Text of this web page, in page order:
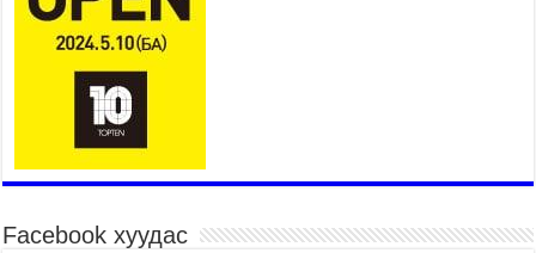
тээвэр, логистикийн хамтын ажиллагааг
өргөжүүлнэ
2026 оны 7 сар 30 / 15 цаг 19 минут
Шадар сайд Н.Номтойбаяр яамдын Төрийн
нарийн бичгийн дарга нартай шуурхай
ногдуулахгүй байх эрх зүйн орчныг бүрдүүллээ
2026 оны 7 сар 30 / 15 цаг 02 минут
Facebook хуудас